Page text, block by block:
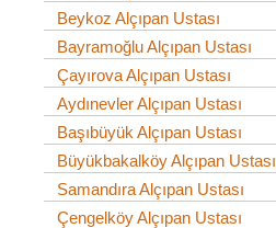
Beykoz Alçıpan Ustası
Bayramoğlu Alçıpan Ustası
Çayırova Alçıpan Ustası
Aydınevler Alçıpan Ustası
Başıbüyük Alçıpan Ustası
Büyükbakalköy Alçıpan Ustası
Samandıra Alçıpan Ustası
Çengelköy Alçıpan Ustası